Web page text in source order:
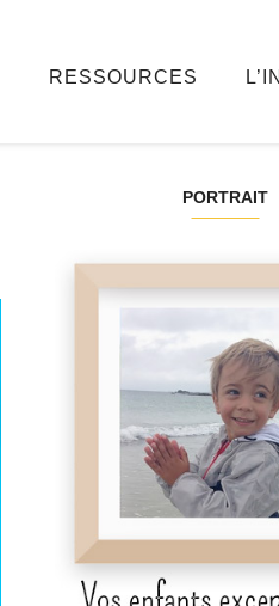
RESSOURCES
PORTRAIT